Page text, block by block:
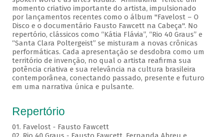
momento criativo importante do artista, impulsionado
por lançamentos recentes como o álbum "Favelost – O
Disco e o documentário Fausto Fawcett na Cabeça". No
repertório, clássicos como “Kátia Flávia”, “Rio 40 Graus” e
“Santa Clara Poltergeist” se misturam a novas crônicas
performáticas. Cada apresentação se desdobra como um
território de invenção, no qual o artista reafirma sua
potência criativa e sua relevância na cultura brasileira
contemporânea, conectando passado, presente e futuro
em uma narrativa única e pulsante.
Repertório
01. Favelost - Fausto Fawcett